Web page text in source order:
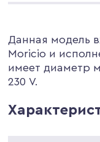
Данная модель
Moricio и
имеет диаметр
230 V.